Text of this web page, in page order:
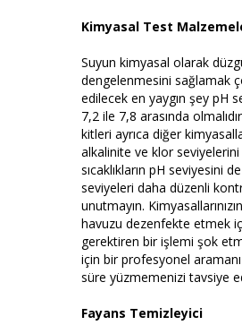
Kimyasal Test
Suyun kimyasal olarak
dengelenmesini sağlamak
edilecek en yaygın şey pH
7,2 ile 7,8 arasında
kitleri ayrıca diğer
alkalinite ve klor seviyelerini
sıcaklıkların pH seviyesini
seviyeleri daha düzenli
unutmayın.
havuzu dezenfekte etmek
gerektiren bir işlemi şok
için bir profesyonel
süre yüzmemenizi tavsiye
Fayans Temizleyici